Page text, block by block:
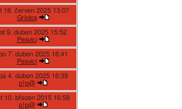
18. červen 2025 13:07
Griolos
st 9. duben 2025 15:52
Pesvici
7. duben 2025 16:41
Pesvici
4. duben 2025 16:39
p!p@
10. březen 2015 16:58
p!p@